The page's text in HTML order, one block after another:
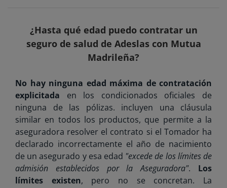
¿Hasta qué edad puedo contratar un
seguro de salud de Adeslas con Mutua
Madrileña?
No hay ninguna edad máxima de contratación
explicitada en los condicionados oficiales de
ninguna de las pólizas. incluyen una cláusula
similar en todos los productos, que permite a la
aseguradora resolver el contrato si el Tomador ha
declarado incorrectamente el año de nacimiento
de un asegurado y esa edad "excede de los límites de
admisión establecidos por la Aseguradora". Los
límites existen, pero no se concretan. La